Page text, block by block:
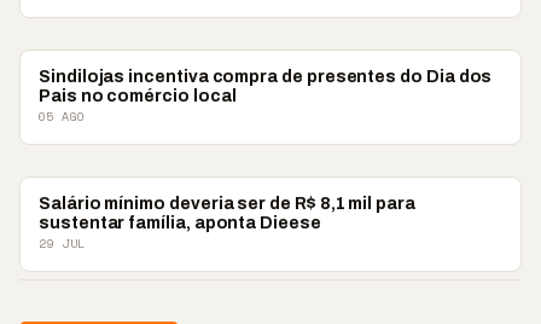
ECONOMIA
Sindilojas incentiva compra de presentes do Dia dos
Pais no comércio local
05 AGO
ECONOMIA
Salário mínimo deveria ser de R$ 8,1 mil para
sustentar família, aponta Dieese
29 JUL